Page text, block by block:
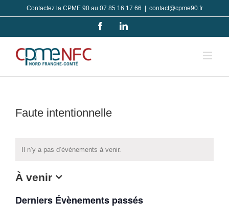
au
Contactez la CPME 90 au 07 85 16 17 66 contact@cpme90.fr
FacebookLinkedIn
Faute intentionnelle
Il n’y a pas d’évènements à venir.
À venir
une
Derniers Évènements passés